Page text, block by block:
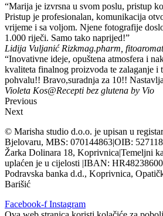
“Marija je izvrsna u svom poslu, pristup
Pristup je profesionalan, komunikacija
vrijeme i sa voljom. Njene fotografije
1.000 riječi. Samo tako naprijed!”
Lidija Vuljanić Rizkmag.pharm,
“Inovativne ideje, opuštena atmosfera i
kvaliteta finalnog proizvoda te zalaganje i
pohvalu!! Bravo,suradnja za 10!!
Violeta Kos@Recepti bez glutena by Vio
Previous
Next
© Marisha studio d.o.o. je upisan u
Bjelovaru, MBS: 070144863|OIB:
Žarka Dolinara 18, Koprivnica|Temeljni
uplaćen je u cijelosti |IBAN:
Podravska banka d.d., Koprivnica,
Barišić
Facebook-f Instagram